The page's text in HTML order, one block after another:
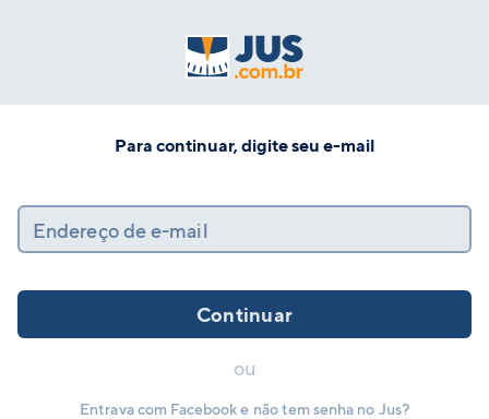
Para continuar, digite seu e-mail
Endereço de e-mail
Continuar
ou
Entrava com Facebook e não tem senha no Jus?